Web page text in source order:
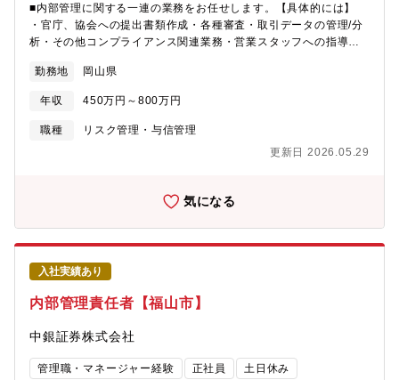
■内部管理に関する一連の業務をお任せします。【具体的には】
・官庁、協会への提出書類作成・各種審査・取引データの管理/分
析・その他コンプライアンス関連業務・営業スタッフへの指導・
す。後任者および将来的な後継者を育成するため、長期的に就業
していただける内部管理責任者、または営業管理部署の経験者の
方を募集したいと考えています。 【教育体制】 経験豊富な職員も
多数在籍しているため、入社後しっかりと業務を覚えていただけ
勤務地 岡山県
年収 450万円～800万円
職種
リスク管理・与信管理
更新日 2026.05.29
気になる
入社実績あり
内部管理責任者【福山市】
中銀証券株式会社
管理職・マネージャー経験 正社員 土日休み